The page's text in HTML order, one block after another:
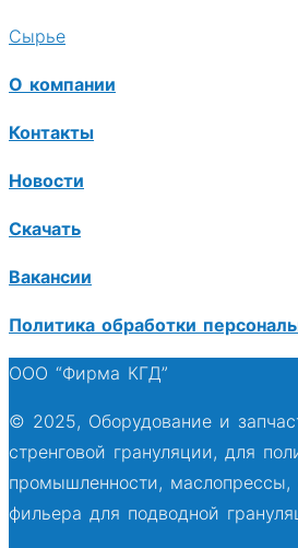
Сырье
О компании
Контакты
Новости
Скачать
Вакансии
Политика обработки
ООО “Фирма КГД”
© 2025, Оборудование и
стренговой грануляции, для
промышленности, маслопрессы,
фильера для подводной